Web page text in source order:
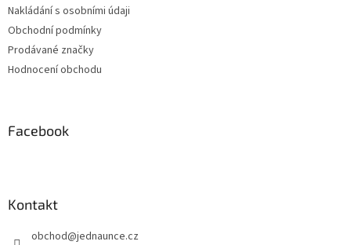
Nakládání s osobními údaji
Obchodní podmínky
Prodávané značky
Hodnocení obchodu
Facebook
Kontakt
obchod@jednaunce.cz